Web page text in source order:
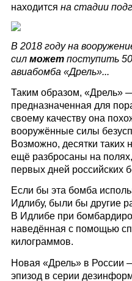
находится на стадии
В 2018 году на
сил может поступить
авиабомба «Дрель»...
Таким образом, «Дрель»
предназначенная для
своему качеству она
вооружённые силы
Возможно, десятки таких
ещё разбросаны на
первых дней российских
Если бы эта бомба
Идлибу, были бы другие
В Идлибе при
наведённая с помощью
килограммов.
Новая «Дрель» в России
эпизод в серии